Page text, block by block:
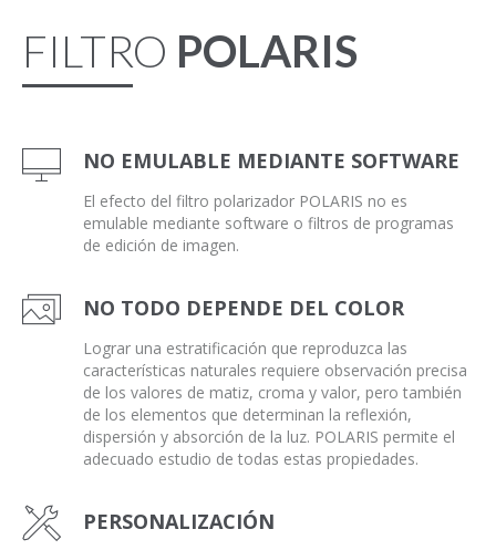
FILTRO POLARIS
NO EMULABLE MEDIANTE SOFTWARE
El efecto del filtro polarizador POLARIS no es
emulable mediante software o filtros de programas
de edición de imagen.
NO TODO DEPENDE DEL COLOR
Lograr una estratificación que reproduzca las
características naturales requiere observación precisa
de los valores de matiz, croma y valor, pero también
de los elementos que determinan la reflexión,
dispersión y absorción de la luz. POLARIS permite el
adecuado estudio de todas estas propiedades.
PERSONALIZACIÓN